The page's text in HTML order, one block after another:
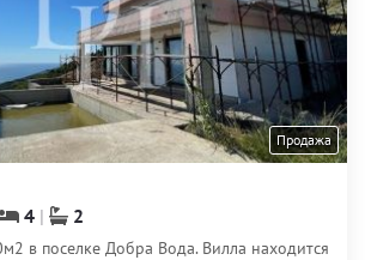
Продажа
4 2
в поселке Добра Вода. Вилла находится